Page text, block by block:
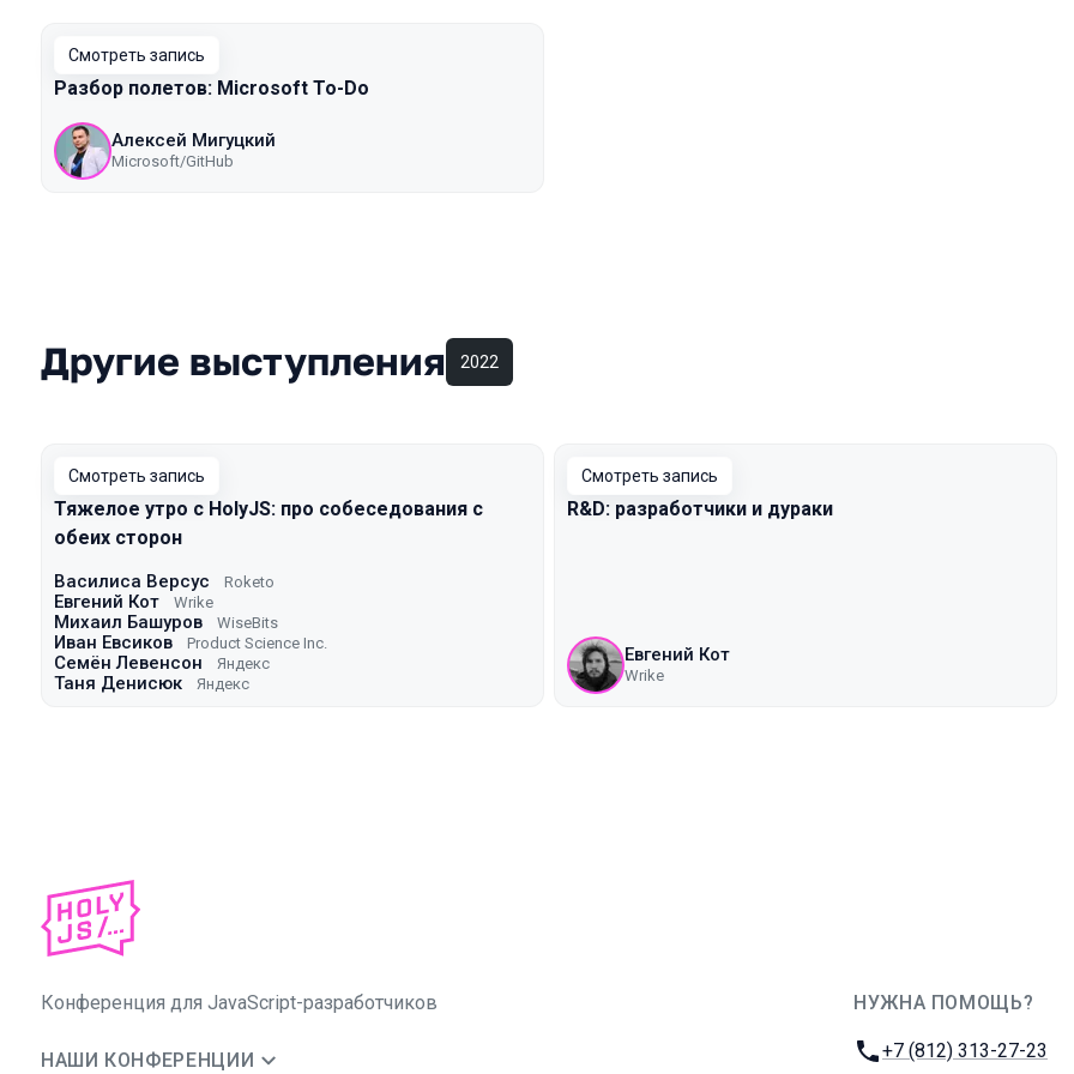
Смотреть запись
Разбор полетов: Microsoft To-Do
Алексей Мигуцкий
Microsoft/GitHub
Другие выступления 2022
Смотреть запись
Тяжелое утро с HolyJS: про собеседования с
обеих сторон
Василиса Версус Roketo
Евгений Кот Wrike
Михаил Башуров WiseBits
Иван Евсиков Product Science Inc.
Семён Левенсон Яндекс
Таня Денисюк Яндекс
Смотреть запись
R&D: разработчики и дураки
Евгений Кот
Wrike
Конференция для JavaScript-разработчиков
НАШИ КОНФЕРЕНЦИИ
НУЖНА ПОМОЩЬ?
Телефон:
+7 (812) 313-27-23